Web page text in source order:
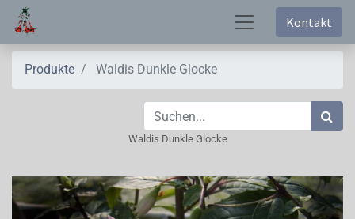
Kontakt
Produkte Waldis Dunkle Glocke
Waldis Dunkle Glocke